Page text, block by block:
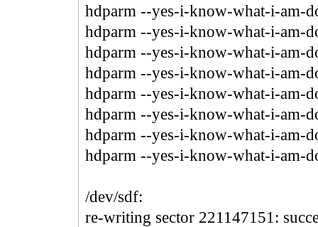
hdparm --yes-i-know-what-i-am-
hdparm --yes-i-know-what-i-am-
hdparm --yes-i-know-what-i-am-
hdparm --yes-i-know-what-i-am-
hdparm --yes-i-know-what-i-am-
hdparm --yes-i-know-what-i-am-
hdparm --yes-i-know-what-i-am-
hdparm --yes-i-know-what-i-am-
/dev/sdf:
re-writing sector 221147151: